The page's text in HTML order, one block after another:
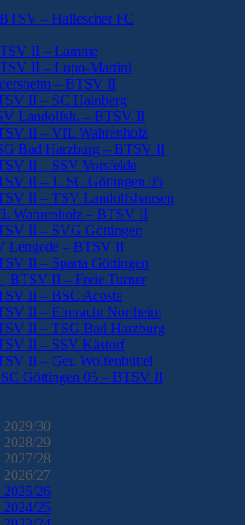
– Hallescher FC
II – Lamme
II – Lupo-Martini
– BTSV II
II – SC Hainberg
Landolfsh. – BTSV II
II – VfL Wahrenholz
Bad Harzburg – BTSV II
II – SSV Vorsfelde
II – 1. SC Göttingen 05
II – TSV Landolfshausen
Wahrenholz – BTSV II
II – SVG Göttingen
Lengede – BTSV II
II – Sparta Göttingen
BTSV II – Freie Turner
II – BSC Acosta
II – Eintracht Northeim
II – TSG Bad Harzburg
II – SSV Kästorf
II – Ger. Wolfenbüttel
Göttingen 05 – BTSV II
2029/30
2028/29
2027/28
2026/27
2025/26
2024/25